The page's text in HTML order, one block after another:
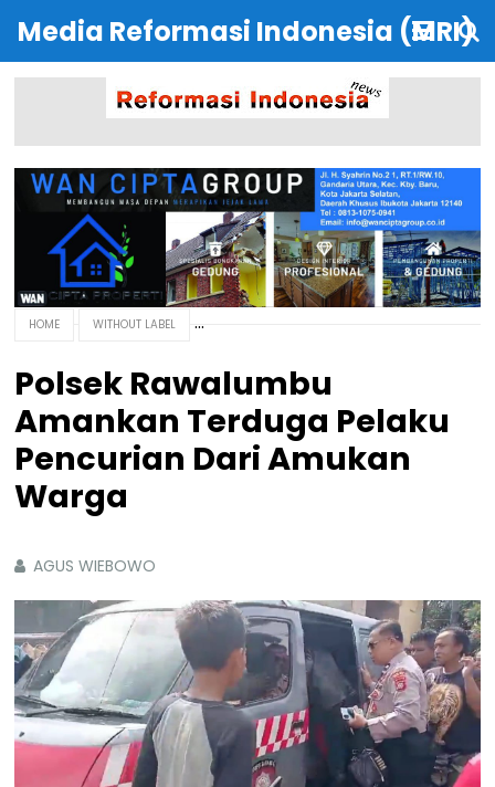
Media Reformasi Indonesia (MRI)
HOME WITHOUT LABEL
Polsek Rawalumbu
Amankan Terduga Pelaku
Pencurian Dari Amukan
Warga
AGUS WIEBOWO